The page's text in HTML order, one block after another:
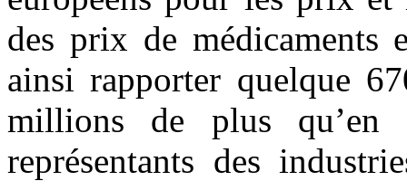
des prix de médicaments
ainsi rapporter quelque
millions de plus
représentants des